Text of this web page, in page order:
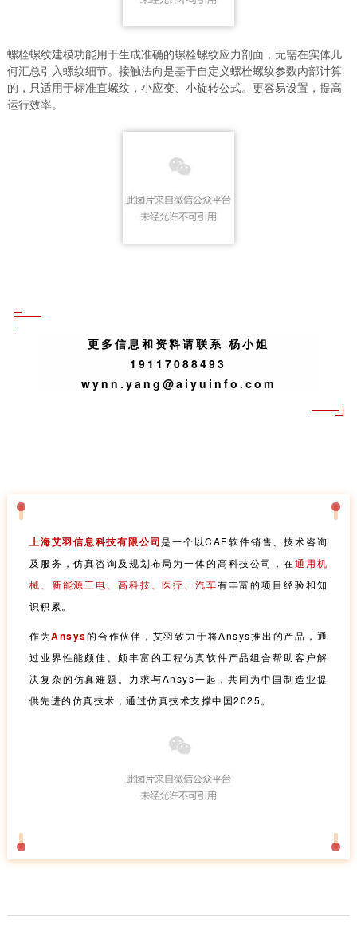
螺栓螺纹建模功能用于生成准确的螺栓螺纹应力剖面，无需在实体几
何汇总引入螺纹细节。接触法向是基于自定义螺栓螺纹参数内部计算
的，只适用于标准直螺纹，小应变、小旋转公式。更容易设置，提高
运行效率。
更多信息和资料请联系 杨小姐
19117088493
wynn.yang@aiyuinfo.com
上海艾羽信息科技有限公司是一个以CAE软件销售、技术咨询
及服务，仿真咨询及规划布局为一体的高科技公司 ， 在通用机
械、新能源三电、高科技、医疗、汽车有丰富的项目经验和知
识积累。
作为Ansys的合作伙伴，艾羽致力于将Ansys推出的产品，通
过业界性能颇佳、颇丰富的工程仿真软件产品组合帮助客户解
决复杂的仿真难题。力求与Ansys一起，共同为中国制造业提
供先进的仿真技术，通过仿真技术支撑中国2025。